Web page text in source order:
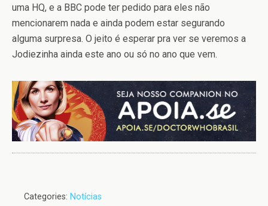
uma HQ, e a BBC pode ter pedido para eles não
mencionarem nada e ainda podem estar segurando
alguma surpresa. O jeito é esperar pra ver se veremos a
Jodiezinha ainda este ano ou só no ano que vem.
Categories: Notícias